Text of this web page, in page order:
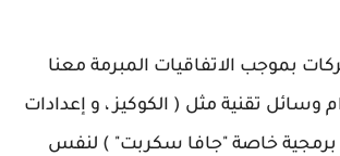
بموجب الاتفاقيات المبرمة معنا
وسائل تقنية مثل ( الكوكيز ، و إعدادات
برمجية خاصة "جافا سكربت" ) لنفس